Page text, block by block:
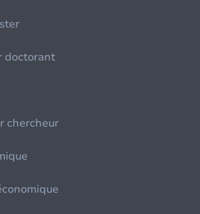
doctorant
chercheur